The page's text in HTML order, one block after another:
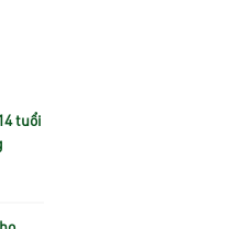
tuổi